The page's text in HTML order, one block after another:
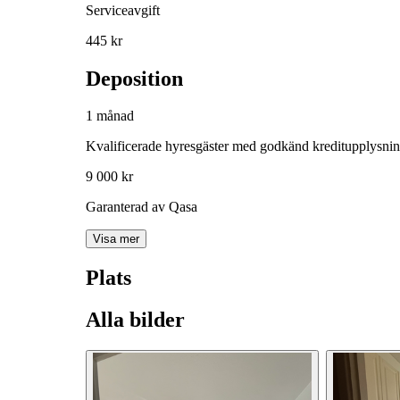
Serviceavgift
445 kr
Deposition
1 månad
Kvalificerade hyresgäster med godkänd
9 000 kr
Garanterad av Qasa
Visa mer
Plats
Alla bilder